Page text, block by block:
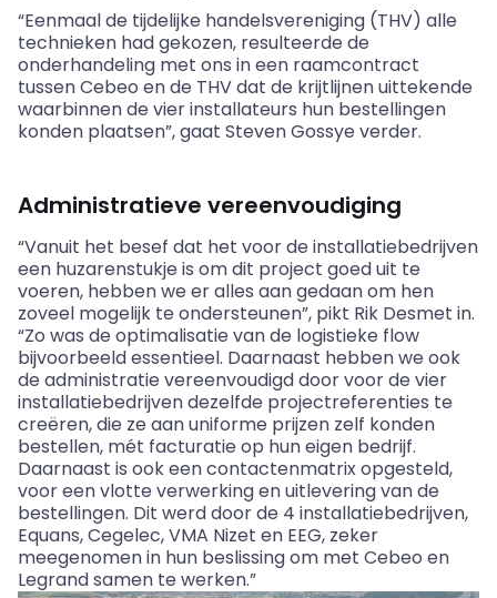
“Eenmaal de tijdelijke handelsvereniging (THV) alle
technieken had gekozen, resulteerde de
onderhandeling met ons in een raamcontract
tussen Cebeo en de THV dat de krijtlijnen uittekende
waarbinnen de vier installateurs hun bestellingen
konden plaatsen”, gaat Steven Gossye verder.
Administratieve vereenvoudiging
“Vanuit het besef dat het voor de installatiebedrijven
een huzarenstukje is om dit project goed uit te
voeren, hebben we er alles aan gedaan om hen
zoveel mogelijk te ondersteunen”, pikt Rik Desmet in.
“Zo was de optimalisatie van de logistieke flow
bijvoorbeeld essentieel. Daarnaast hebben we ook
de administratie vereenvoudigd door voor de vier
installatiebedrijven dezelfde projectreferenties te
creëren, die ze aan uniforme prijzen zelf konden
bestellen, mét facturatie op hun eigen bedrijf.
Daarnaast is ook een contactenmatrix opgesteld,
voor een vlotte verwerking en uitlevering van de
bestellingen. Dit werd door de 4 installatiebedrijven,
Equans, Cegelec, VMA Nizet en EEG, zeker
meegenomen in hun beslissing om met Cebeo en
Legrand samen te werken.”